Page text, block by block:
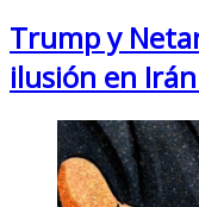
Trump y
ilusión en